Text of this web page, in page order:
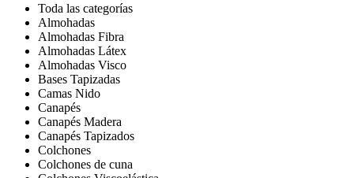
Toda las categorías
Almohadas
Almohadas Fibra
Almohadas Látex
Almohadas Visco
Bases Tapizadas
Camas Nido
Canapés
Canapés Madera
Canapés Tapizados
Colchones
Colchones de cuna